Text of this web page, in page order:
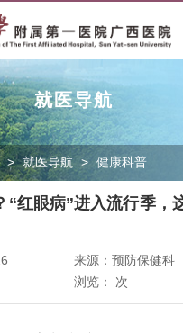
就医导航
> 就医导航 > 健康科普
“红眼病”进入流行季，
来源：预防保健科
浏览： 次